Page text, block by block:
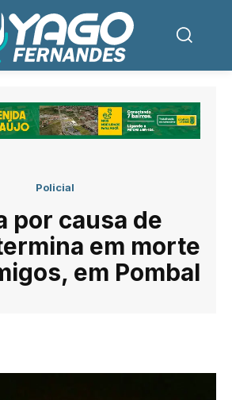
Policial
por causa de
em morte
em Pombal